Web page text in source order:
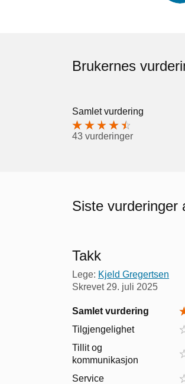
Brukernes
Samlet vurdering
43 vurderinger
Siste vurderinger
Takk
Lege: Kjeld Gregertsen
Skrevet 29. juli 2025
Samlet vurdering
Tilgjengelighet
Tillit og
kommunikasjon
Service